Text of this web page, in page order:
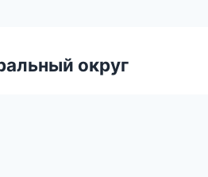
округ